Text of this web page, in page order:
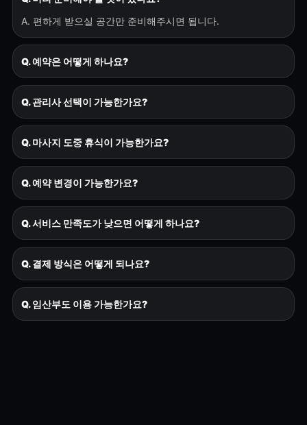
A. 편하게 받으실 공간만 준비해주시면 됩니다.
Q. 예약은 어떻게 하나요?
Q. 관리사 선택이 가능한가요?
Q. 마사지 도중 휴식이 가능한가요?
Q. 예약 변경이 가능한가요?
Q. 서비스 만족도가 낮으면 어떻게 하나요?
Q. 결제 방식은 어떻게 되나요?
Q. 임산부도 이용 가능한가요?